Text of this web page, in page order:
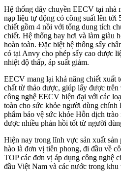
Hệ thống dây chuyền EECV tại nhà
nạp liệu tự động có công suất lên tới
chiết gồm 4 nồi với tổng dung tích
chiết. Hệ thống bay hơi và làm giàu
hoàn toàn. Đặc biệt hệ thống sấy
có tại Anvy cho phép sấy cao dược
nhiệt độ thấp, áp suất giảm.
EECV mang lại khả năng chiết xuất
chất từ thảo dược, giúp lấy được
công nghệ EECV hiện đại với các
toàn cho sức khỏe người dùng chính
phẩm bảo vệ sức khỏe Hỗn dịch
được nhiều phản hồi tốt từ người
Hiện nay trong lĩnh vực sản xuất
hào là đơn vị tiên phong, đi đầu về
TOP các đơn vị áp dụng công nghệ
đầu Việt Nam và các nước trong